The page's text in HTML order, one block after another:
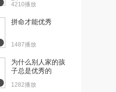
出色的
4210播放
拼命才能优秀
1487播放
为什么别人家的孩
子总是优秀的
1282播放